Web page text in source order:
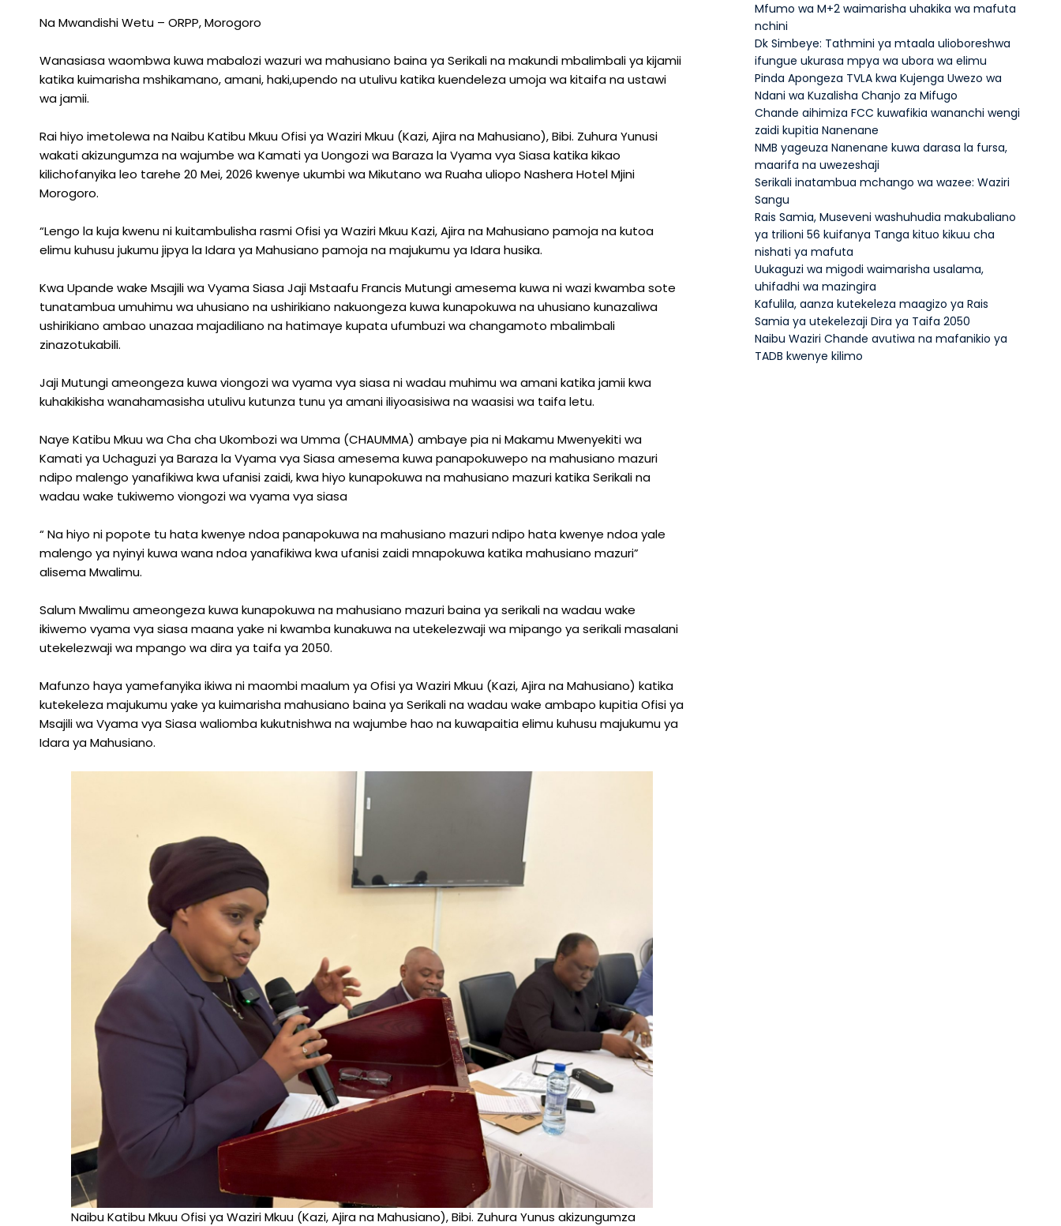
Mahusiano
Ya
Serikali
Na Mwandishi Wetu – ORPP, Morogoro
Wanasiasa waombwa kuwa mabalozi wazuri wa mahusiano baina ya Serikali na makundi mbalimbali ya kijamii
katika kuimarisha mshikamano, amani, haki,upendo na utulivu katika kuendeleza umoja wa kitaifa na ustawi
wa jamii.
Rai hiyo imetolewa na Naibu Katibu Mkuu Ofisi ya Waziri Mkuu (Kazi, Ajira na Mahusiano), Bibi. Zuhura Yunusi
wakati akizungumza na wajumbe wa Kamati ya Uongozi wa Baraza la Vyama vya Siasa katika kikao
kilichofanyika leo tarehe 20 Mei, 2026 kwenye ukumbi wa Mikutano wa Ruaha uliopo Nashera Hotel Mjini
Morogoro.
“Lengo la kuja kwenu ni kuitambulisha rasmi Ofisi ya Waziri Mkuu Kazi, Ajira na Mahusiano pamoja na kutoa
elimu kuhusu jukumu jipya la Idara ya Mahusiano pamoja na majukumu ya Idara husika.
Kwa Upande wake Msajili wa Vyama Siasa Jaji Mstaafu Francis Mutungi amesema kuwa ni wazi kwamba sote
tunatambua umuhimu wa uhusiano na ushirikiano nakuongeza kuwa kunapokuwa na uhusiano kunazaliwa
ushirikiano ambao unazaa majadiliano na hatimaye kupata ufumbuzi wa changamoto mbalimbali
zinazotukabili.
Jaji Mutungi ameongeza kuwa viongozi wa vyama vya siasa ni wadau muhimu wa amani katika jamii kwa
kuhakikisha wanahamasisha utulivu kutunza tunu ya amani iliyoasisiwa na waasisi wa taifa letu.
Naye Katibu Mkuu wa Cha cha Ukombozi wa Umma (CHAUMMA) ambaye pia ni Makamu Mwenyekiti wa
Kamati ya Uchaguzi ya Baraza la Vyama vya Siasa amesema kuwa panapokuwepo na mahusiano mazuri
ndipo malengo yanafikiwa kwa ufanisi zaidi, kwa hiyo kunapokuwa na mahusiano mazuri katika Serikali na
wadau wake tukiwemo viongozi wa vyama vya siasa
“ Na hiyo ni popote tu hata kwenye ndoa panapokuwa na mahusiano mazuri ndipo hata kwenye ndoa yale
malengo ya nyinyi kuwa wana ndoa yanafikiwa kwa ufanisi zaidi mnapokuwa katika mahusiano mazuri”
alisema Mwalimu.
Salum Mwalimu ameongeza kuwa kunapokuwa na mahusiano mazuri baina ya serikali na wadau wake
ikiwemo vyama vya siasa maana yake ni kwamba kunakuwa na utekelezwaji wa mipango ya serikali masalani
utekelezwaji wa mpango wa dira ya taifa ya 2050.
Mafunzo haya yamefanyika ikiwa ni maombi maalum ya Ofisi ya Waziri Mkuu (Kazi, Ajira na Mahusiano) katika
kutekeleza majukumu yake ya kuimarisha mahusiano baina ya Serikali na wadau wake ambapo kupitia Ofisi ya
Msajili wa Vyama vya Siasa waliomba kukutnishwa na wajumbe hao na kuwapaitia elimu kuhusu majukumu ya
Idara ya Mahusiano.
Naibu Katibu Mkuu Ofisi ya Waziri Mkuu (Kazi, Ajira na Mahusiano), Bibi. Zuhura Yunus akizungumza
Mfumo wa M+2 waimarisha uhakika wa mafuta
nchini
Dk Simbeye: Tathmini ya mtaala ulioboreshwa
ifungue ukurasa mpya wa ubora wa elimu
Pinda Apongeza TVLA kwa Kujenga Uwezo wa
Ndani wa Kuzalisha Chanjo za Mifugo
Chande aihimiza FCC kuwafikia wananchi wengi
zaidi kupitia Nanenane
NMB yageuza Nanenane kuwa darasa la fursa,
maarifa na uwezeshaji
Serikali inatambua mchango wa wazee: Waziri
Sangu
Rais Samia, Museveni washuhudia makubaliano
ya trilioni 56 kuifanya Tanga kituo kikuu cha
nishati ya mafuta
Uukaguzi wa migodi waimarisha usalama,
uhifadhi wa mazingira
Kafulila, aanza kutekeleza maagizo ya Rais
Samia ya utekelezaji Dira ya Taifa 2050
Naibu Waziri Chande avutiwa na mafanikio ya
TADB kwenye kilimo